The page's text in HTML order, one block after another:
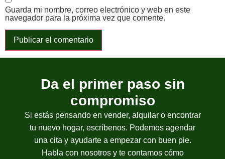
Guarda mi nombre, correo electrónico y web en este
navegador para la próxima vez que comente.
Da el primer paso sin
compromiso
Si estás pensando en vender, alquilar o encontrar
tu nuevo hogar, escríbenos. Podemos agendar
una cita y ayudarte a empezar con buen pie.
Habla con nosotros y te contamos cómo